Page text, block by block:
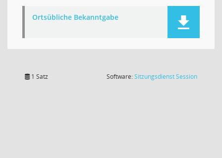
Ortsübliche Bekanntgabe
1 Satz Software:SitzungsdienstSession(Wird in